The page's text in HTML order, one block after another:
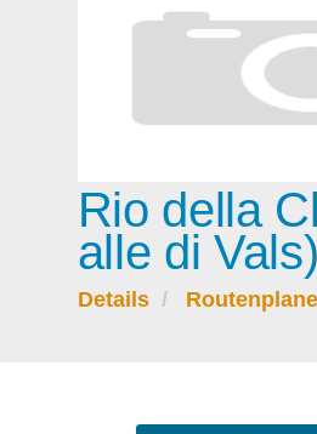
Rio della
alle di Vals)
Details